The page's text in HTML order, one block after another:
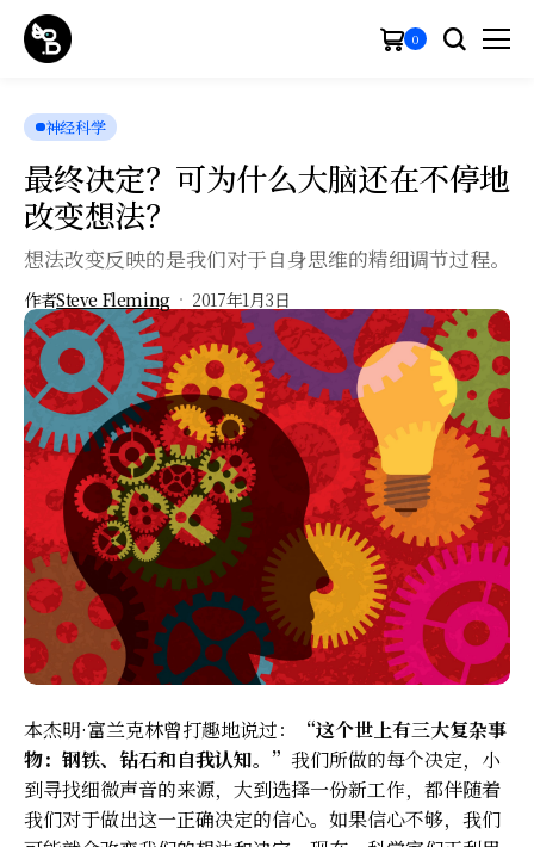
0
神经科学
最终决定？可为什么大脑还在不停地
改变想法？
想法改变反映的是我们对于自身思维的精细调节过程。
作者Steve Fleming 2017年1月3日
本杰明·富兰克林曾打趣地说过：
“这个世上有三大复杂事
物：钢铁、钻石和自我认知。” 我们所做的每个决定，小
到寻找细微声音的来源，大到选择一份新工作，都伴随着
我们对于做出这一正确决定的信心。如果信心不够，我们